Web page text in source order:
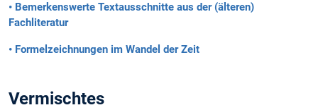
• Bemerkenswerte Textausschnitte aus der (älteren)
Fachliteratur
• Formelzeichnungen im Wandel der Zeit
Vermischtes